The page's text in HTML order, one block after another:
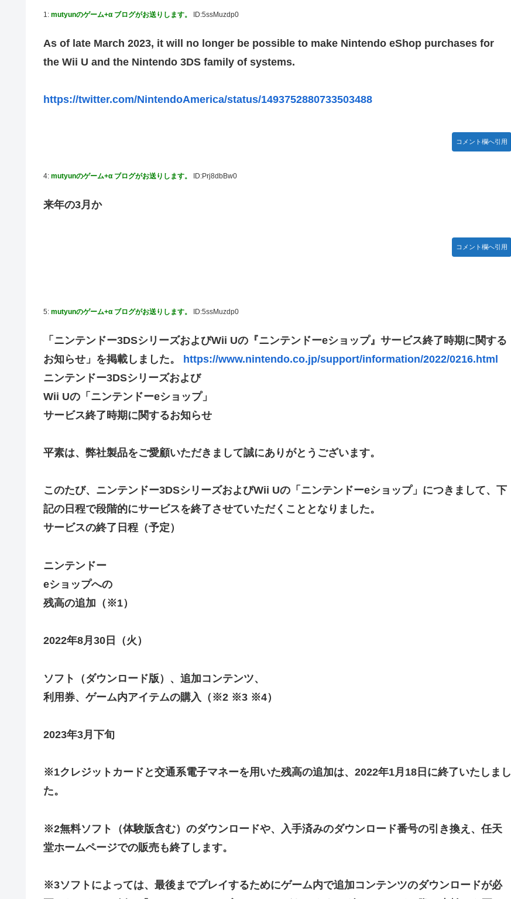
やる夫「催眠アプリを手に入れたんだけど……これ必要だった？」 第29話
【画像】日本ってなんでここ埋め立てないの？
「フリルもリボンもたくさんがいいのよね、ふふっ♪」対魔忍RPG・新イベント『バニーとヨミハラクライシス』
やる夫のダンジョン運営記183-雑談所ネタ118 懺悔小ネタ「創刻のファイアホイール」+埋めネタ「ファイアホイールTCG・
ゲーム「すごい武器を手に入れましたが必要レベルに達していないので装備できません」←このシステムｗｗｗｗ
【にじさんじ】Cellmates、NG行動回避ゲーム！フリが露骨すぎる
【動画】マーベルの新作格ゲー、歴代格ゲーのパロディが多すぎて話題にwwwwwww
藤嶌果歩1st写真集の感想まとめ。おおむね好評【かほりん】【日向坂46】
韓国人「“韓国サッカー”性接待の試合結果をご覧ください」→「マッサージ効果は間違いないねｗ」「これが本当のベッドサ
ッカーだ」
国連が事実上の機能停止に陥りつつあると関係者が告白、特に役に立たないくせに高給だけ毟り取った結果……
【悲報】吉岡里帆さん、アドリブで相手役俳優の手を取りお胸に押し当てる（画像あり）
1: mutyunのゲーム+α ブログがお送りします。 ID:5ssMuzdp0
As of late March 2023, it will no longer be possible to make Nintendo eShop purchases for
the Wii U and the Nintendo 3DS family of systems.
https://twitter.com/NintendoAmerica/status/1493752880733503488
コメント欄へ引用
4: mutyunのゲーム+α ブログがお送りします。 ID:Prj8dbBw0
来年の3月か
コメント欄へ引用
5: mutyunのゲーム+α ブログがお送りします。 ID:5ssMuzdp0
「ニンテンドー3DSシリーズおよびWii Uの『ニンテンドーeショップ』サービス終了時期に関する
お知らせ」を掲載しました。 https://www.nintendo.co.jp/support/information/2022/0216.html
ニンテンドー3DSシリーズおよび
Wii Uの「ニンテンドーeショップ」
サービス終了時期に関するお知らせ
平素は、弊社製品をご愛顧いただきまして誠にありがとうございます。
このたび、ニンテンドー3DSシリーズおよびWii Uの「ニンテンドーeショップ」につきまして、下
記の日程で段階的にサービスを終了させていただくこととなりました。
サービスの終了日程（予定）
ニンテンドー
eショップへの
残高の追加（※1）
2022年8月30日（火）
ソフト（ダウンロード版）、追加コンテンツ、
利用券、ゲーム内アイテムの購入（※2 ※3 ※4）
2023年3月下旬
※1クレジットカードと交通系電子マネーを用いた残高の追加は、2022年1月18日に終了いたしまし
た。
※2無料ソフト（体験版含む）のダウンロードや、入手済みのダウンロード番号の引き換え、任天
堂ホームページでの販売も終了します。
※3ソフトによっては、最後までプレイするためにゲーム内で追加コンテンツのダウンロードが必